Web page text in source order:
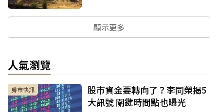
顯示更多
人氣瀏覽
房市快訊
股市資金要轉向了？李同榮揭5
大訊號 關鍵時間點也曝光